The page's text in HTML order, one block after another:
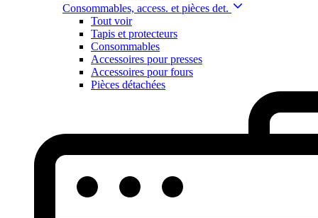
Consommables, access. et pièces det.
Tout voir
Tapis et protecteurs
Consommables
Accessoires pour presses
Accessoires pour fours
Pièces détachées